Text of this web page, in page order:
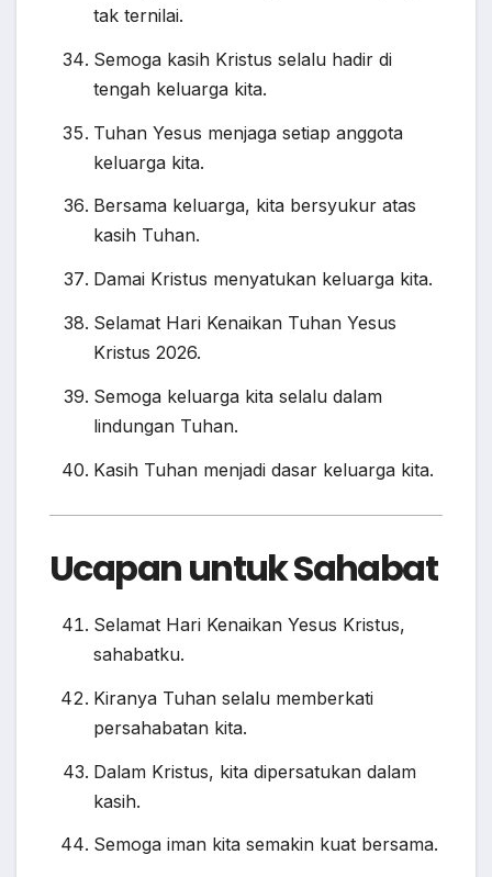
tak ternilai.
Semoga kasih Kristus selalu hadir di
tengah keluarga kita.
Tuhan Yesus menjaga setiap anggota
keluarga kita.
Bersama keluarga, kita bersyukur atas
kasih Tuhan.
Damai Kristus menyatukan keluarga kita.
Selamat Hari Kenaikan Tuhan Yesus
Kristus 2026.
Semoga keluarga kita selalu dalam
lindungan Tuhan.
Kasih Tuhan menjadi dasar keluarga kita.
Ucapan untuk Sahabat
Selamat Hari Kenaikan Yesus Kristus,
sahabatku.
Kiranya Tuhan selalu memberkati
persahabatan kita.
Dalam Kristus, kita dipersatukan dalam
kasih.
Semoga iman kita semakin kuat bersama.